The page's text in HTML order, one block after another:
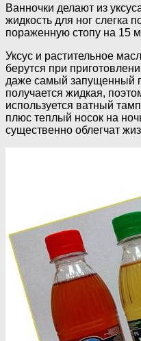
Ванночки делают из
жидкость для ног слегка
пораженную стопу на 15
Уксус и растительное
берутся при
даже самый запущенный
получается жидкая,
используется ватный
плюс теплый носок на
существенно облегчат